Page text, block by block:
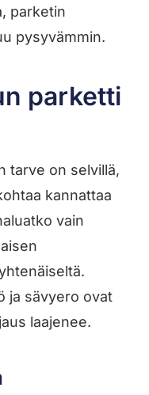
parketin
pysyvämmin.
parketti
tarve on selvillä,
kannattaa
vain
ja sävyero ovat
laajenee.